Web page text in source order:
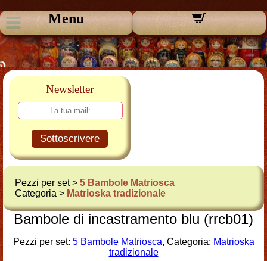
Menu
Newsletter
Sottoscrivere
Pezzi per set > 5 Bambole Matriosca
Categoria > Matrioska tradizionale
Bambole di incastramento blu (rrcb01)
Pezzi per set: 5 Bambole Matriosca, Categoria: Matrioska
tradizionale